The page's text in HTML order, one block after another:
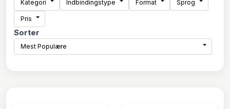
Kategori Indbindingstype Format Sprog
Pris
Sorter
Mest Populære